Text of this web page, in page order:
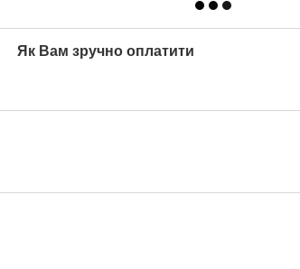
Як Вам зручно оплатити